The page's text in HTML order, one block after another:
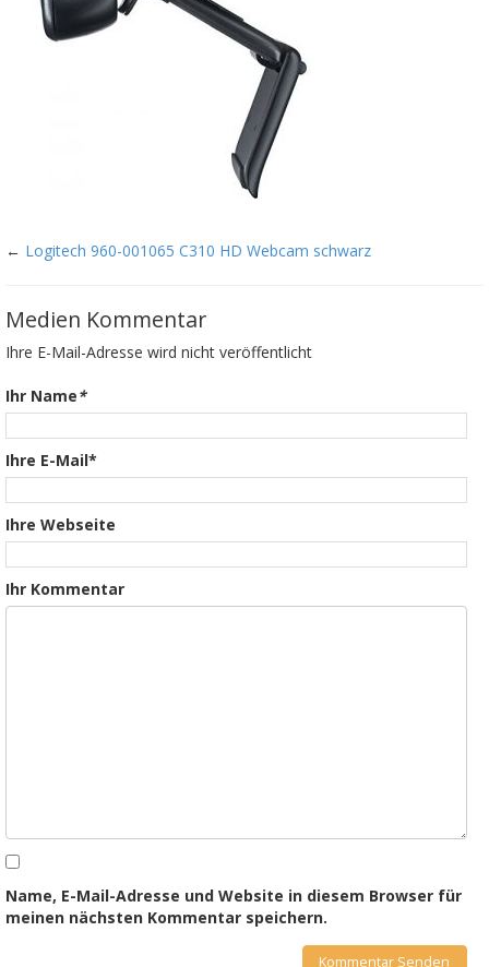
← Logitech 960-001065 C310 HD Webcam schwarz
Medien Kommentar
Ihre E-Mail-Adresse wird nicht veröffentlicht
Ihr Name*
Ihre E-Mail*
Ihre Webseite
Ihr Kommentar
Name, E-Mail-Adresse und Website in diesem Browser für
meinen nächsten Kommentar speichern.